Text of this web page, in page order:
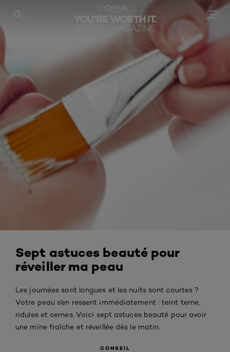
Sept astuces beauté pour
réveiller ma peau
Les journées sont longues et les nuits sont courtes ?
Votre peau s'en ressent immédiatement : teint terne,
ridules et cernes. Voici sept astuces beauté pour avoir
une mine fraîche et réveillée dès le matin.
CONSEIL